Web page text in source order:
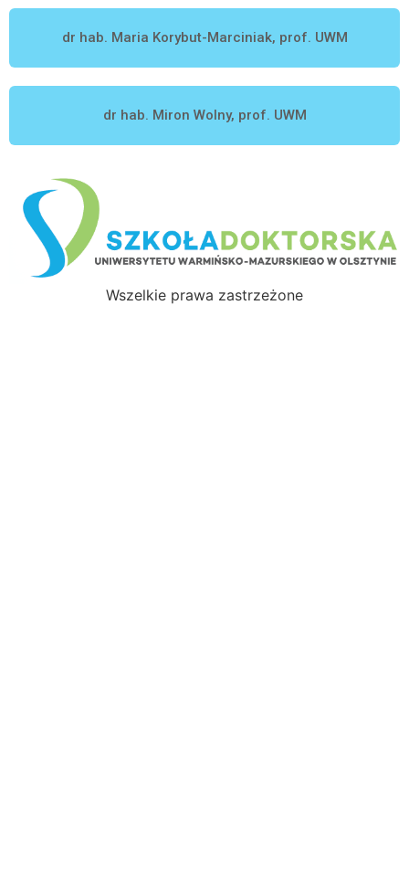
dr hab. Maria Korybut-Marciniak, prof. UWM
dr hab. Miron Wolny, prof. UWM
Wszelkie prawa zastrzeżone